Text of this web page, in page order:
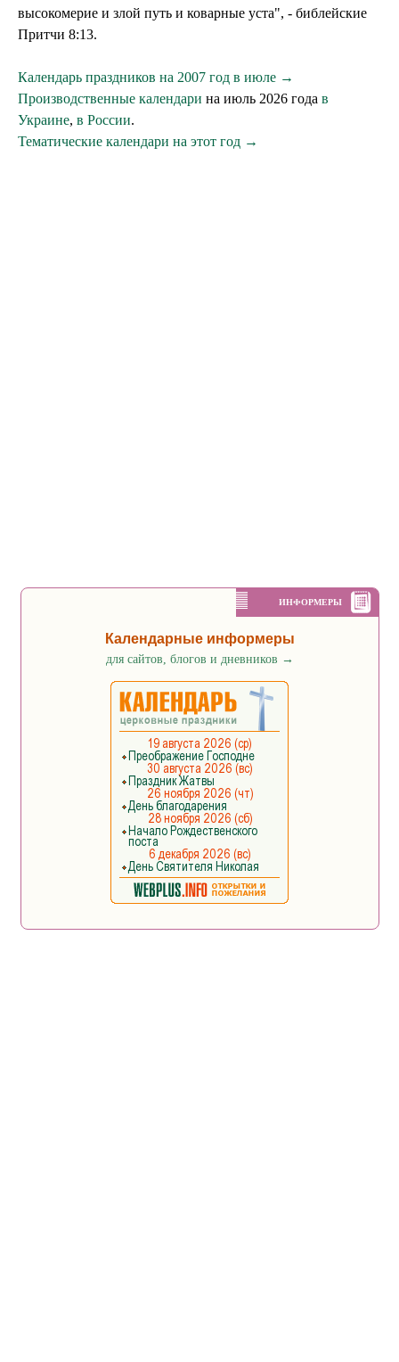
высокомерие и злой путь и коварные уста", - библейские
Притчи 8:13.
Календарь праздников на 2007 год в июле →
Производственные календари на июль 2026 года в
Украине, в России.
Тематические календари на этот год →
ИНФОРМЕРЫ
Календарные информеры
для сайтов, блогов и дневников →